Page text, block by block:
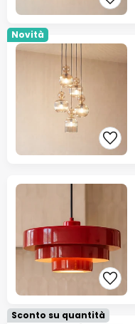
Novità
Sconto su quantità